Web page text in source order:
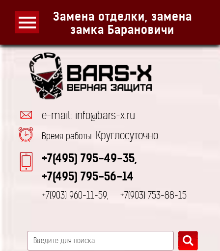
Замена отделки, замена
замка Барановичи
e-mail: info@bars-x.ru
Время работы: Круглосуточно
+7(495) 795-49-35,
+7(495) 795-56-14
+7(903) 960-11-59, +7(903) 753-88-15